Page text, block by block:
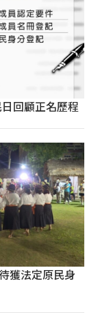
回顧正名歷程
獲法定原民身